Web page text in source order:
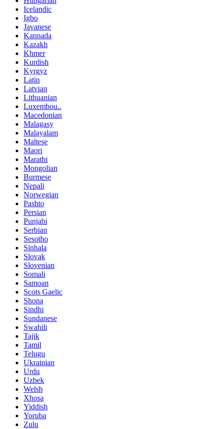
Icelandic
Igbo
Javanese
Kannada
Kazakh
Khmer
Kurdish
Kyrgyz
Latin
Latvian
Lithuanian
Luxembou..
Macedonian
Malagasy
Malayalam
Maltese
Maori
Marathi
Mongolian
Burmese
Nepali
Norwegian
Pashto
Persian
Punjabi
Serbian
Sesotho
Sinhala
Slovak
Slovenian
Somali
Samoan
Scots Gaelic
Shona
Sindhi
Sundanese
Swahili
Tajik
Tamil
Telugu
Ukrainian
Urdu
Uzbek
Welsh
Xhosa
Yiddish
Yoruba
Zulu